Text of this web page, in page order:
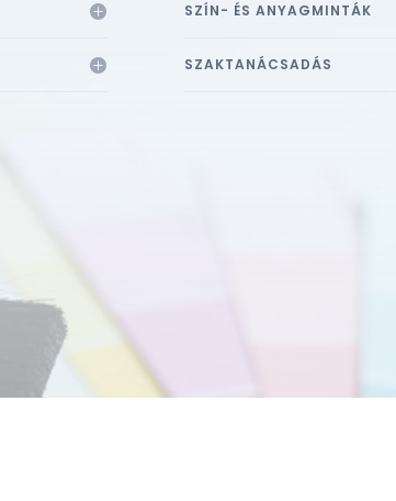
SZÍN- ÉS ANYAGMINTÁK
SZAKTANÁCSADÁS